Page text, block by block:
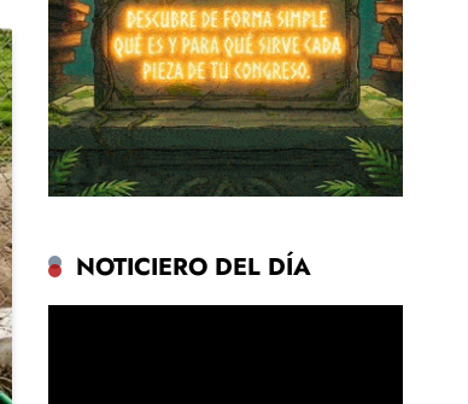
NOTICIERO DEL DÍA